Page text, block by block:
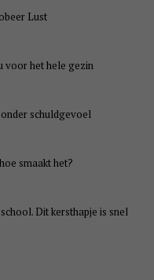
Lust
voor het hele gezin
schuldgevoel
smaakt het?
Dit kersthapje is snel